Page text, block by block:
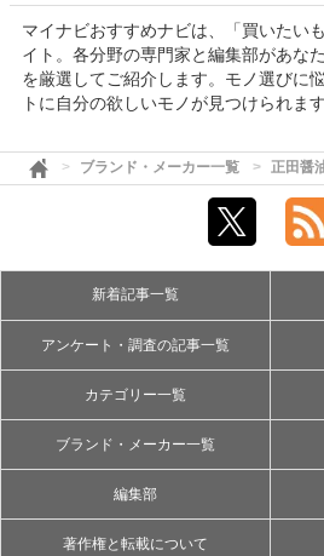
マイナビおすすめナビは、「買いたい
イト。各分野の専門家と編集部があな
を厳選してご紹介します。モノ選びに
トに自分の欲しいモノが見つけられます
ブランド・メーカー一覧 正田醤
新着記事一覧
アンケート・調査の記事一覧
カテゴリー一覧
ブランド・メーカー一覧
編集部
著作権と転載について